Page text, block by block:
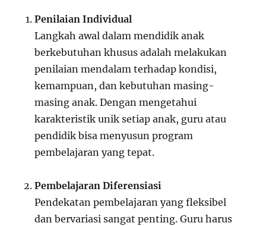
Penilaian Individual
Langkah awal dalam mendidik anak
berkebutuhan khusus adalah melakukan
penilaian mendalam terhadap kondisi,
kemampuan, dan kebutuhan masing-
masing anak. Dengan mengetahui
karakteristik unik setiap anak, guru atau
pendidik bisa menyusun program
pembelajaran yang tepat.
Pembelajaran Diferensiasi
Pendekatan pembelajaran yang fleksibel
dan bervariasi sangat penting. Guru harus